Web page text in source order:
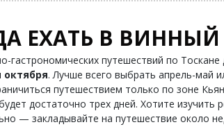
ЕХАТЬ В ВИННЫЙ
гастрономических путешествий по Тоскане
. Лучше всего выбрать апрель-май
путешествием только по зоне
достаточно трех дней. Хотите изучить
— закладывайте на путешествие около